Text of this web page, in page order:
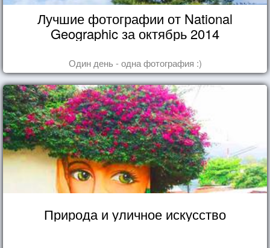
Лучшие фотографии от National
Geographic за октябрь 2014
Один день - одна фотография :)
Природа и уличное искусство